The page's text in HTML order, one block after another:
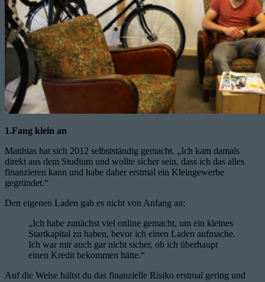
1.Fang klein an
Matthias hat sich 2012 selbstständig gemacht. „Ich kam damals
direkt aus dem Studium und wollte sicher sein, dass ich das alles
finanzieren kann und habe daher erstmal ein Kleingewerbe
gegründet.“
Den eigenen Laden gab es nicht von Anfang an:
„Ich habe zunächst viel online gemacht, um ein kleines
Startkapital zu haben, bevor ich einen Laden aufmache.
Ich war mir auch gar nicht sicher, ob ich überhaupt
einen Kredit bekommen hätte.“
Auf die Weise hältst du das finanzielle Risiko erstmal gering und